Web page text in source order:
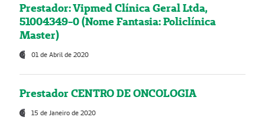
Prestador: Vipmed Clínica Geral Ltda,
51004349-0 (Nome Fantasia: Policlínica
Master)
01 de Abril de 2020
Prestador CENTRO DE ONCOLOGIA
15 de Janeiro de 2020